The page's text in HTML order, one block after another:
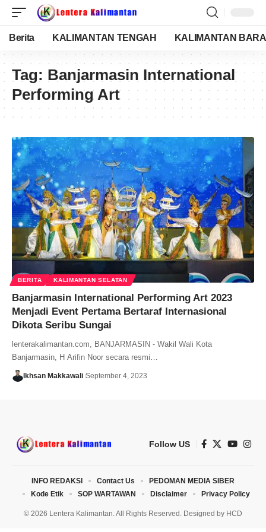
Berita KALIMANTAN TENGAH KALIMANTAN
Tag: Banjarmasin International
Performing Art
BERITA KALIMANTAN SELATAN
Banjarmasin International Performing Art 2023
Menjadi Event Pertama Bertaraf Internasional
Dikota Seribu Sungai
lenterakalimantan.com, BANJARMASIN - Wakil Wali Kota
Banjarmasin, H Arifin Noor secara resmi…
Ikhsan Makkawali September 4, 2023
Follow US
© 2026 Lentera Kalimantan. All Rights Reserved. Designed by HCD
INFO REDAKSI Contact Us
PEDOMAN MEDIA SIBER
Kode Etik
SOP WARTAWAN Disclaimer Privacy Policy